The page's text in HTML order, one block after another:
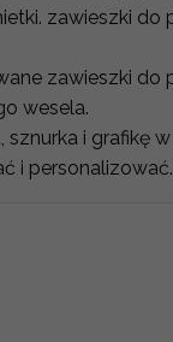
zawieszki
zawieszki
wesela.
sznurka i grafikę
i personalizować.